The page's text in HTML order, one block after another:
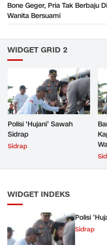
Bone Geger, Pria Tak Berbaju
Wanita Bersuami
WIDGET GRID 2
Polisi ‘Hujani’ Sawah
Sidrap
Sidrap
WIDGET INDEKS
Polisi
Sidrap